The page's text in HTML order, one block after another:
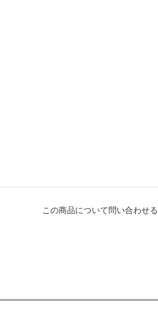
この商品について問い合わせる